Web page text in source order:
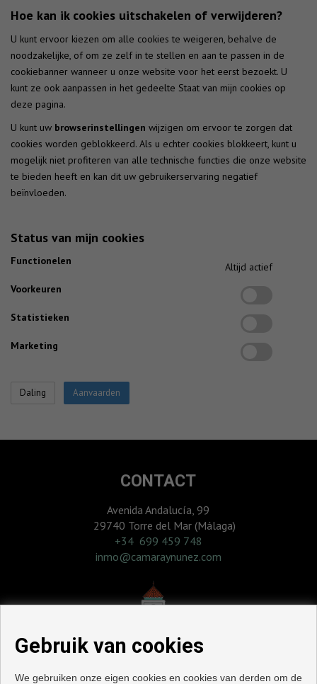
Hoe kan ik cookies uitschakelen of verwijderen?
U kunt ervoor kiezen om alle cookies te weigeren, behalve de
noodzakelijke, of om ze zelf in te stellen en aan te passen in de
cookiebanner wanneer u onze website voor het eerst bezoekt. U
kunt ze ook aanpassen in het gedeelte Staat van mijn cookies op
deze pagina.
U kunt uw browserinstellingen wijzigen om ervoor te zorgen dat
cookies worden geblokkeerd. Als u echter cookies blokkeert, kunt u
mogelijk niet profiteren van alle technische functies die onze website
te bieden heeft en kan dit uw gebruikerservaring negatief
beïnvloeden.
Status van mijn cookies
Functionelen
Altijd actief
Voorkeuren
Statistieken
Marketing
CONTACT
Avenida Andalucía, 99
29740 Torre del Mar (Málaga)
‎+34 699 459 748
inmo@camaraynunez.com
Gebruik van cookies
We gebruiken onze eigen cookies en cookies van derden om de